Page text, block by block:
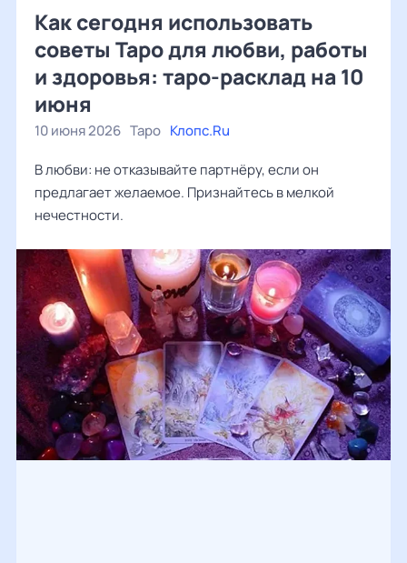
Как сегодня использовать
советы Таро для любви, работы
и здоровья: таро-расклад на 10
июня
10 июня 2026 Таро Клопс.Ru
В любви: не отказывайте партнёру, если он
предлагает желаемое. Признайтесь в мелкой
нечестности.